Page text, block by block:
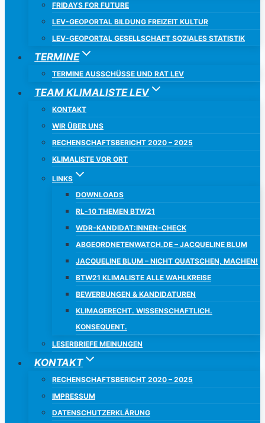
FRIDAYS FOR FUTURE
LEV-GEOPORTAL BILDUNG FREIZEIT KULTUR
LEV-GEOPORTAL GESELLSCHAFT SOZIALES STATISTIK
TERMINE
TERMINE AUSSCHÜSSE UND RAT LEV
TEAM KLIMALISTE LEV
KONTAKT
WIR ÜBER UNS
RECHENSCHAFTSBERICHT 2020 – 2025
KLIMALISTE VOR ORT
LINKS
DOWNLOADS
RL-10 THEMEN BTW21
WDR-KANDIDAT:INNEN-CHECK
ABGEORDNETENWATCH.DE – JACQUELINE BLUM
JACQUELINE BLUM – NICHT QUATSCHEN, MACHEN!
BTW21 KLIMALISTE ALLE WAHLKREISE
BEWERBUNGEN & KANDIDATUREN
KLIMAGERECHT. WISSENSCHAFTLICH.
KONSEQUENT.
LESERBRIEFE MEINUNGEN
KONTAKT
RECHENSCHAFTSBERICHT 2020 – 2025
IMPRESSUM
DATENSCHUTZERKLÄRUNG